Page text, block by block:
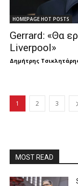
HOMEPAGE HOT POSTS
Gerrard: «Θα
Liverpool»
Δημήτρης
1 2 3
MOST READ